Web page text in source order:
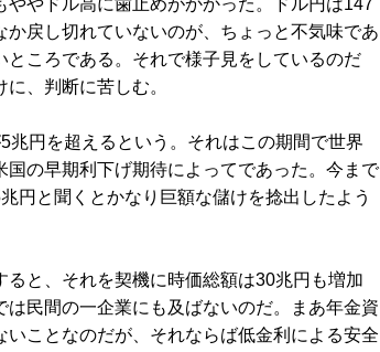
やドル高に歯止めがかかった。ドル円は147
戻し切れていないのが、ちょっと不気味であ
ころである。それで様子見をしているのだ
、判断に苦しむ。
円を超えるという。それはこの期間で世界
の早期利下げ期待によってであった。今まで
円と聞くとかなり巨額な儲けを捻出したよう
と、それを契機に時価総額は30兆円も増加
民間の一企業にも及ばないのだ。まあ年金資
ことなのだが、それならば低金利による安全